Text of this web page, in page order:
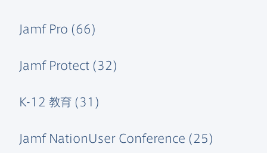
Jamf Pro ( 66 )
Jamf Protect ( 32 )
K-12 教育 ( 31 )
Jamf NationUser Conference ( 25 )